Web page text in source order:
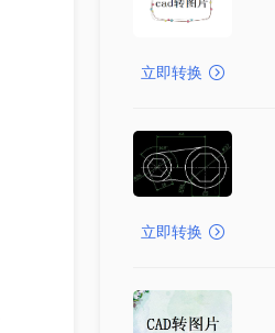
立即转换
立即转换